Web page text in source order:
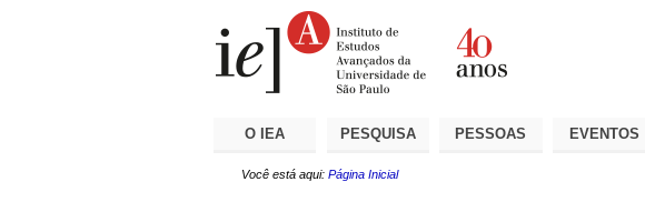
O IEA PESQUISA PESSOAS EVENTOS
Você está aqui: Página Inicial